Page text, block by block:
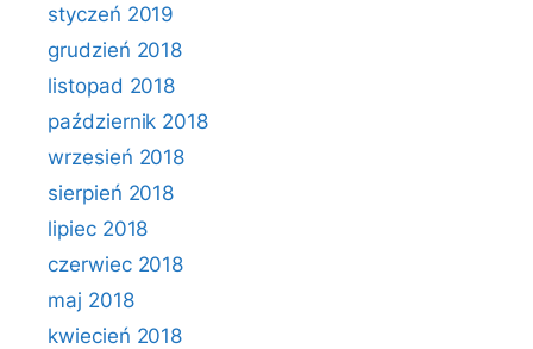
styczeń 2019
grudzień 2018
listopad 2018
październik 2018
wrzesień 2018
sierpień 2018
lipiec 2018
czerwiec 2018
maj 2018
kwiecień 2018